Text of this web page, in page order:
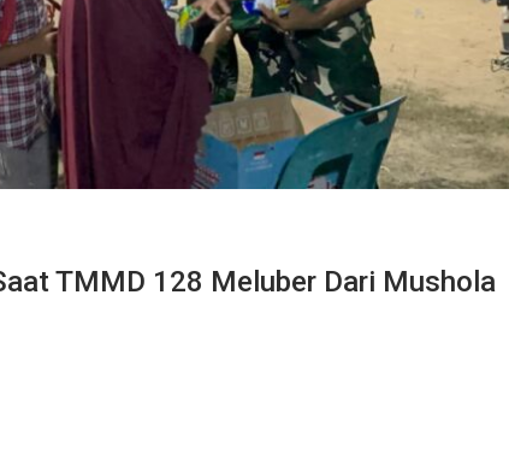
TMMD 128 Meluber Dari Mushola